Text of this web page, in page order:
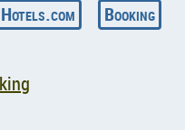
Hotels.com
Booking